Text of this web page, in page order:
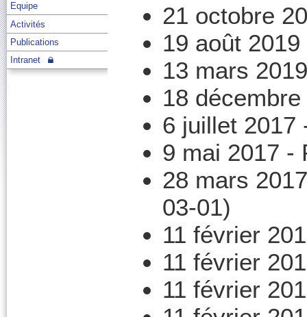
Equipe
Activités
Publications
Intranet
21 octobre
19 août
13 mars
18
6 juillet
9 mai 2017 -
28 mars
03-01)
11 février
11 février
11 février